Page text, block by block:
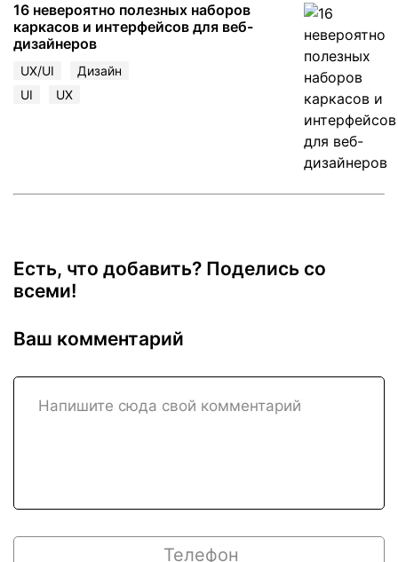
16 невероятно полезных наборов
каркасов и интерфейсов для веб-
дизайнеров
UX/UI
Дизайн
UI
UX
Есть, что добавить? Поделись со
всеми!
Ваш комментарий